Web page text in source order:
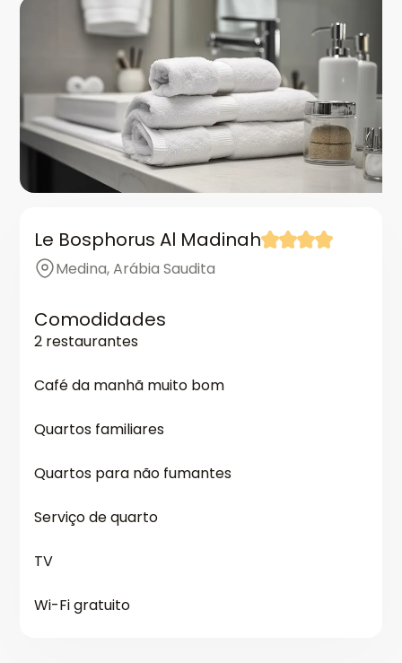
Le Bosphorus Al Madinah
Medina, Arábia Saudita
Comodidades
2 restaurantes
Café da manhã muito bom
Quartos familiares
Quartos para não fumantes
Serviço de quarto
TV
Wi-Fi gratuito